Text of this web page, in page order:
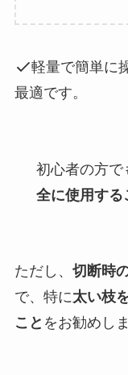
軽量で簡単に
最適です。
初心者の方で
全に使用する
ただし、 切断時
で、特に太い枝
こと をお勧めしま